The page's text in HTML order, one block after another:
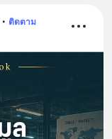
• ติดตาม